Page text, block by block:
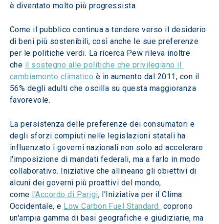
è diventato molto più progressista.
Come il pubblico continua a tendere verso il desiderio
di beni più sostenibili, così anche le sue preferenze
per le politiche verdi. La ricerca Pew rileva inoltre
che il sostegno alle politiche che privilegiano il
cambiamento climatico è in aumento dal 2011, con il
56% degli adulti che oscilla su questa maggioranza
favorevole.
La persistenza delle preferenze dei consumatori e
degli sforzi compiuti nelle legislazioni statali ha
influenzato i governi nazionali non solo ad accelerare
l'imposizione di mandati federali, ma a farlo in modo
collaborativo. Iniziative che allineano gli obiettivi di
alcuni dei governi più proattivi del mondo,
come l'Accordo di Parigi, l'Iniziativa per il Clima
Occidentale, e Low Carbon Fuel Standard coprono
un'ampia gamma di basi geografiche e giudiziarie, ma